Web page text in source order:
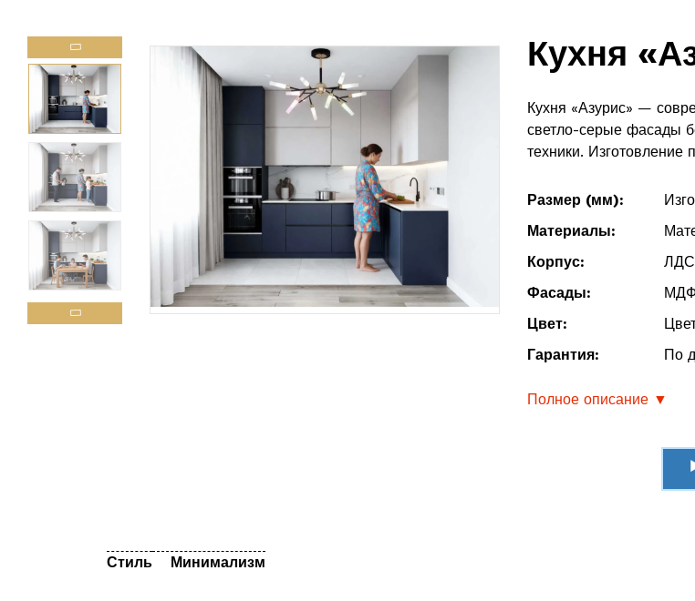
Кухня
Кухня «Азурис» —
светло-серые фасады
техники.
Размер (мм):
Материалы:
Корпус:
Фасады:
Цвет:
Гарантия:
По
Полное описание ▼
Стиль Минимализм